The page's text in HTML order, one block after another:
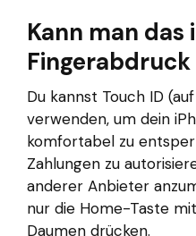
Kann man das
Du kannst Touch ID
verwenden, um dein
komfortabel zu
Zahlungen zu
anderer Anbieter
nur die Home-Taste
Daumen drücken.